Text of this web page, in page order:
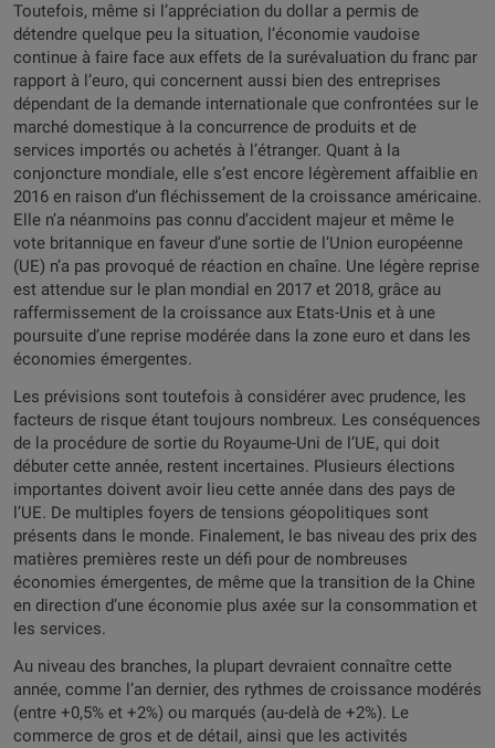
Toutefois, même si l’appréciation du dollar a permis de
détendre quelque peu la situation, l’économie vaudoise
continue à faire face aux effets de la surévaluation du franc par
rapport à l’euro, qui concernent aussi bien des entreprises
dépendant de la demande internationale que confrontées sur le
marché domestique à la concurrence de produits et de
services importés ou achetés à l’étranger. Quant à la
conjoncture mondiale, elle s’est encore légèrement affaiblie en
2016 en raison d’un fléchissement de la croissance américaine.
Elle n’a néanmoins pas connu d’accident majeur et même le
vote britannique en faveur d’une sortie de l’Union européenne
(UE) n’a pas provoqué de réaction en chaîne. Une légère reprise
est attendue sur le plan mondial en 2017 et 2018, grâce au
raffermissement de la croissance aux Etats-Unis et à une
poursuite d’une reprise modérée dans la zone euro et dans les
économies émergentes.
Les prévisions sont toutefois à considérer avec prudence, les
facteurs de risque étant toujours nombreux. Les conséquences
de la procédure de sortie du Royaume-Uni de l’UE, qui doit
débuter cette année, restent incertaines. Plusieurs élections
importantes doivent avoir lieu cette année dans des pays de
l’UE. De multiples foyers de tensions géopolitiques sont
présents dans le monde. Finalement, le bas niveau des prix des
matières premières reste un défi pour de nombreuses
économies émergentes, de même que la transition de la Chine
en direction d’une économie plus axée sur la consommation et
les services.
Au niveau des branches, la plupart devraient connaître cette
année, comme l’an dernier, des rythmes de croissance modérés
(entre +0,5% et +2%) ou marqués (au-delà de +2%). Le
commerce de gros et de détail, ainsi que les activités